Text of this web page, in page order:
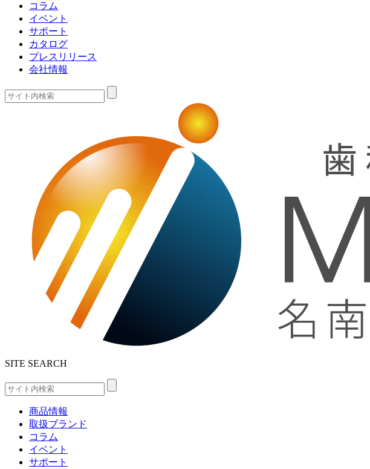
コラム
イベント
サポート
カタログ
プレスリリース
会社情報
SITE SEARCH
商品情報
取扱ブランド
コラム
イベント
サポート